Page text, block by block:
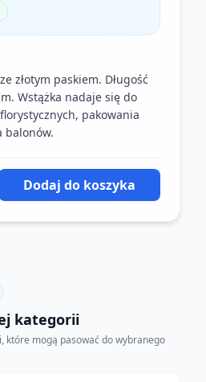
złotym paskiem. Długość
Wstążka nadaje się do
pakowania
balonów.
Dodaj do koszyka
kategorii
które mogą pasować do wybranego